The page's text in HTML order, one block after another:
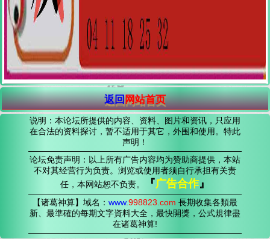
返回网站首页
说明：本论坛所提供的内容、资料、图片和资讯，只应用
在合法的资料探讨，暂不适用于其它，外围和使用。特此
声明！
论坛免责声明：以上所有广告内容均为赞助商提供，本站
不对其经营行为负责。浏览或使用者须自行承担有关责
任，本网站恕不负责。
『广告合作』
【诸葛神算】域名： www.998823 .com 長期收集各類最
新、最準確的每期文字資料大全，最快開獎，公式規律盡
在诸葛神算!